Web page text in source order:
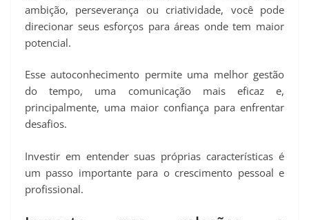
ambição, perseverança ou criatividade, você pode
direcionar seus esforços para áreas onde tem maior
potencial.
Esse autoconhecimento permite uma melhor gestão
do tempo, uma comunicação mais eficaz e,
principalmente, uma maior confiança para enfrentar
desafios.
Investir em entender suas próprias características é
um passo importante para o crescimento pessoal e
profissional.